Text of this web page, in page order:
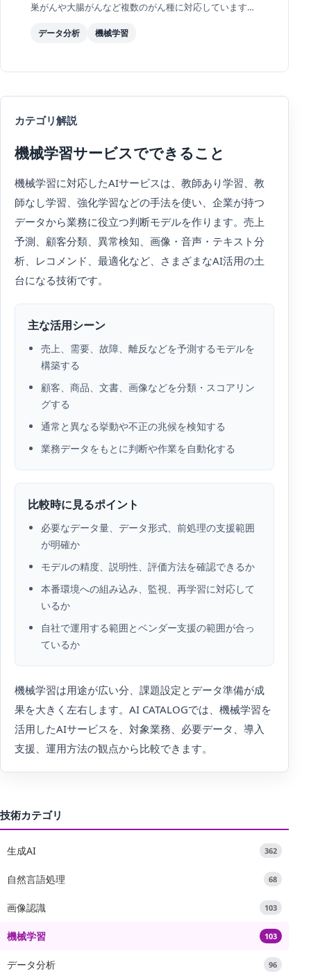
巣がんや大腸がんなど複数のがん種に対応しています。
データ分析
機械学習
カテゴリ解説
機械学習サービスでできること
機械学習に対応したAIサービスは、教師あり学習、教
師なし学習、強化学習などの手法を使い、企業が持つ
データから業務に役立つ判断モデルを作ります。売上
予測、顧客分類、異常検知、画像・音声・テキスト分
析、レコメンド、最適化など、さまざまなAI活用の土
台になる技術です。
主な活用シーン
売上、需要、故障、離反などを予測するモデルを
構築する
顧客、商品、文書、画像などを分類・スコアリン
グする
通常と異なる挙動や不正の兆候を検知する
業務データをもとに判断や作業を自動化する
比較時に見るポイント
必要なデータ量、データ形式、前処理の支援範囲
が明確か
モデルの精度、説明性、評価方法を確認できるか
本番環境への組み込み、監視、再学習に対応して
いるか
自社で運用する範囲とベンダー支援の範囲が合っ
ているか
機械学習は用途が広い分、課題設定とデータ準備が成
果を大きく左右します。AI CATALOGでは、機械学習を
活用したAIサービスを、対象業務、必要データ、導入
支援、運用方法の観点から比較できます。
技術カテゴリ
生成AI 362
自然言語処理 68
画像認識 103
機械学習 103
データ分析 96